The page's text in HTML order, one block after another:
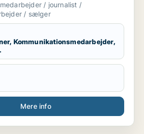
/ journalist /
/ sælger
Kommunikationsmedarbejder,
Mere info